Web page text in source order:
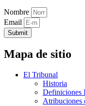
Nombre
Email
Submit
Mapa de sitio
El Tribunal
Historia
Definiciones